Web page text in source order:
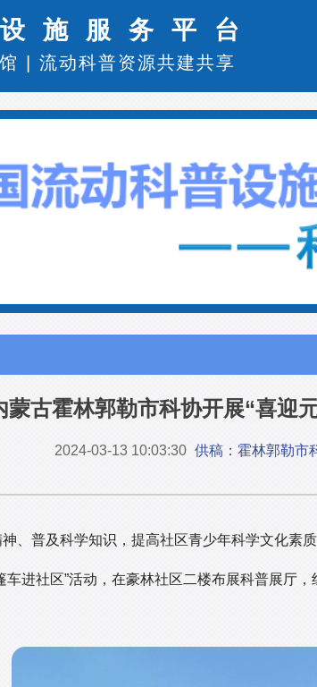
施服务平台
流动科普资源共建共享
蒙古霍林郭勒市科协开展“喜迎
2024-03-13 10:03:30 供稿：霍林郭勒市
、普及科学知识，提高社区青少年科学文化
车进社区”活动，在豪林社区二楼布展科普展厅